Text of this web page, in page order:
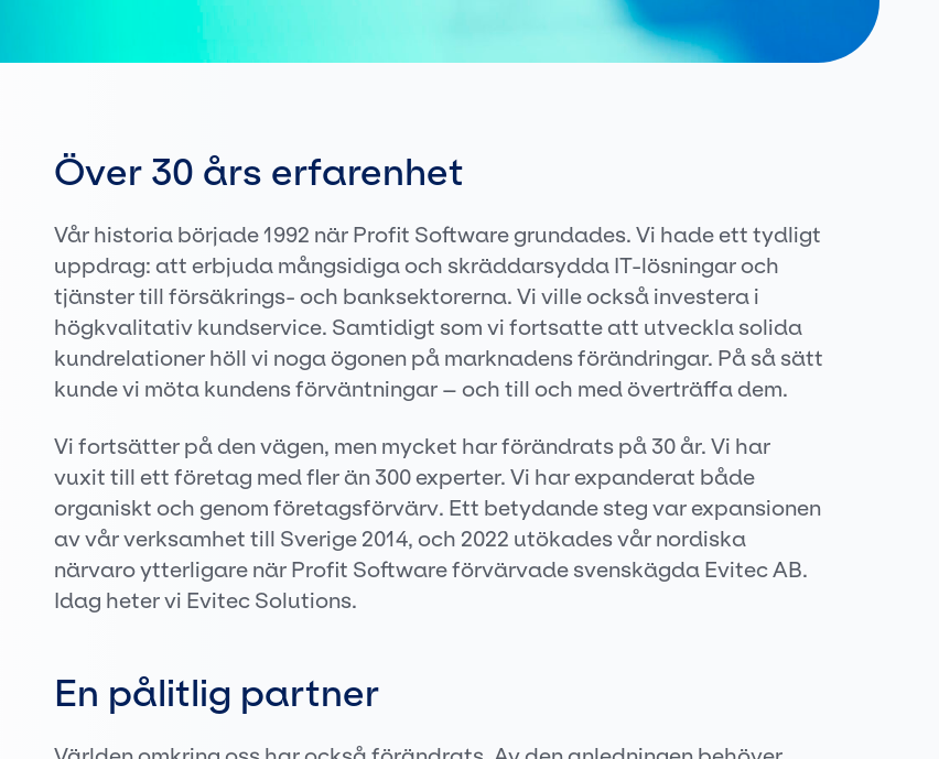
Över 30 års erfarenhet
Vår historia började 1992 när Profit Software grundades. Vi hade ett tydligt
uppdrag: att erbjuda mångsidiga och skräddarsydda IT-lösningar och
tjänster till försäkrings- och banksektorerna. Vi ville också investera i
högkvalitativ kundservice. Samtidigt som vi fortsatte att utveckla solida
kundrelationer höll vi noga ögonen på marknadens förändringar. På så sätt
kunde vi möta kundens förväntningar – och till och med överträffa dem.
Vi fortsätter på den vägen, men mycket har förändrats på 30 år. Vi har
vuxit till ett företag med fler än 300 experter. Vi har expanderat både
organiskt och genom företagsförvärv. Ett betydande steg var expansionen
av vår verksamhet till Sverige 2014, och 2022 utökades vår nordiska
närvaro ytterligare när Profit Software förvärvade svenskägda Evitec AB.
Idag heter vi Evitec Solutions.
En pålitlig partner